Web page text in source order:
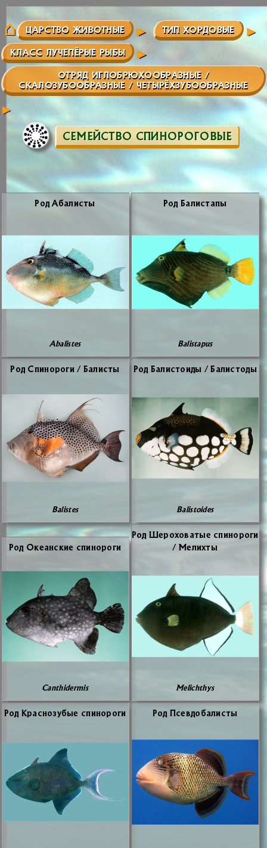
ЦАРСТВО ЖИВОТНЫЕ ТИП ХОРДОВЫЕ
КЛАСС ЛУЧЕПЁРЫЕ РЫБЫ
ОТРЯД ИГЛОБРЮХООБРАЗНЫЕ /
CКАЛОЗУБООБРАЗНЫЕ / ЧЕТЫРЁХЗУБООБРАЗНЫЕ
СЕМЕЙСТВО СПИНОРОГОВЫЕ
Род Аба­ли­сты
Abalistes
Род Ба­ли­ста­пы
Balistapus
Род Спи­но­ро­ги / Ба­ли­сты
Balistes
Род Ба­ли­сто­и­ды / Ба­ли­сто­ды
Balistoides
Род Оке­ан­ские спи­но­ро­ги
Canthidermis
Род Ше­ро­хо­ва­тые спи­но­ро­ги
/ Ме­лих­ты
Melichthys
Род Крас­но­зу­бые спи­но­ро­ги Род Псев­до­ба­ли­сты